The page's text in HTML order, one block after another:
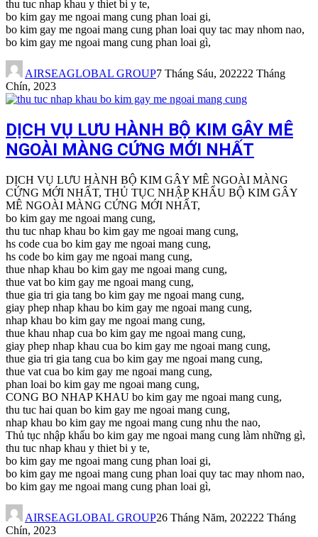
thu tuc nhap khau y thiet bi y te,
bo kim gay me ngoai mang cung phan loai gi,
bo kim gay me ngoai mang cung phan loai quy tac may nhom nao,
bo kim gay me ngoai mang cung phan loai gì,
AIRSEAGLOBAL GROUP7 Tháng Sáu, 202222 Tháng
Chín, 2023
DỊCH VỤ LƯU HÀNH BỘ KIM GÂY MÊ
NGOÀI MÀNG CỨNG MỚI NHẤT
DỊCH VỤ LƯU HÀNH BỘ KIM GÂY MÊ NGOÀI MÀNG
CỨNG MỚI NHẤT, THỦ TỤC NHẬP KHẨU BỘ KIM GÂY
MÊ NGOÀI MÀNG CỨNG MỚI NHẤT,
bo kim gay me ngoai mang cung,
thu tuc nhap khau bo kim gay me ngoai mang cung,
hs code cua bo kim gay me ngoai mang cung,
hs code bo kim gay me ngoai mang cung,
thue nhap khau bo kim gay me ngoai mang cung,
thue vat bo kim gay me ngoai mang cung,
thue gia tri gia tang bo kim gay me ngoai mang cung,
giay phep nhap khau bo kim gay me ngoai mang cung,
nhap khau bo kim gay me ngoai mang cung,
thue khau nhap cua bo kim gay me ngoai mang cung,
giay phep nhap khau cua bo kim gay me ngoai mang cung,
thue gia tri gia tang cua bo kim gay me ngoai mang cung,
thue vat cua bo kim gay me ngoai mang cung,
phan loai bo kim gay me ngoai mang cung,
CONG BO NHAP KHAU bo kim gay me ngoai mang cung,
thu tuc hai quan bo kim gay me ngoai mang cung,
nhap khau bo kim gay me ngoai mang cung nhu the nao,
Thủ tục nhập khẩu bo kim gay me ngoai mang cung làm những gì,
thu tuc nhap khau y thiet bi y te,
bo kim gay me ngoai mang cung phan loai gi,
bo kim gay me ngoai mang cung phan loai quy tac may nhom nao,
bo kim gay me ngoai mang cung phan loai gì,
AIRSEAGLOBAL GROUP26 Tháng Năm, 202222 Tháng
Chín, 2023